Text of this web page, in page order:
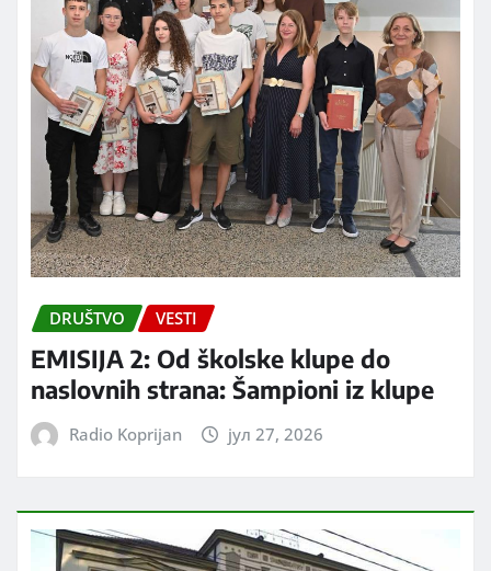
DRUŠTVO VESTI
EMISIJA 2: Od školske klupe do
naslovnih strana: Šampioni iz klupe
Radio Koprijan јул 27, 2026